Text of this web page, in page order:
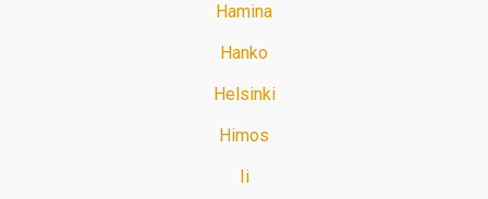
Hamina
Hanko
Helsinki
Himos
Ii